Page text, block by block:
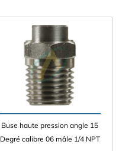
Buse haute pression angle 15
Degré calibre 06 mâle 1/4 NPT